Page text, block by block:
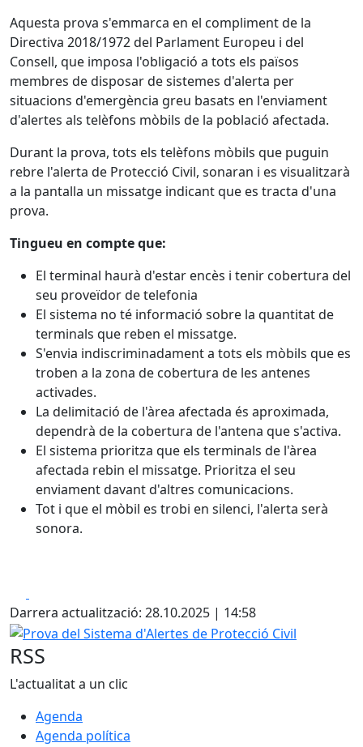
Aquesta prova s'emmarca en el compliment de la
Directiva 2018/1972 del Parlament Europeu i del
Consell, que imposa l'obligació a tots els països
membres de disposar de sistemes d'alerta per
situacions d'emergència greu basats en l'enviament
d'alertes als telèfons mòbils de la població afectada.
Durant la prova, tots els telèfons mòbils que puguin
rebre l'alerta de Protecció Civil, sonaran i es visualitzarà
a la pantalla un missatge indicant que es tracta d'una
prova.
Tingueu en compte que:
El terminal haurà d'estar encès i tenir cobertura del
seu proveïdor de telefonia
El sistema no té informació sobre la quantitat de
terminals que reben el missatge.
S'envia indiscriminadament a tots els mòbils que es
troben a la zona de cobertura de les antenes
activades.
La delimitació de l'àrea afectada és aproximada,
dependrà de la cobertura de l'antena que s'activa.
El sistema prioritza que els terminals de l'àrea
afectada rebin el missatge. Prioritza el seu
enviament davant d'altres comunicacions.
Tot i que el mòbil es trobi en silenci, l'alerta serà
sonora.
Darrera actualització: 28.10.2025 | 14:58
Prova del Sistema d'Alertes de Protecció Civil
RSS
L'actualitat a un clic
Agenda
Agenda política